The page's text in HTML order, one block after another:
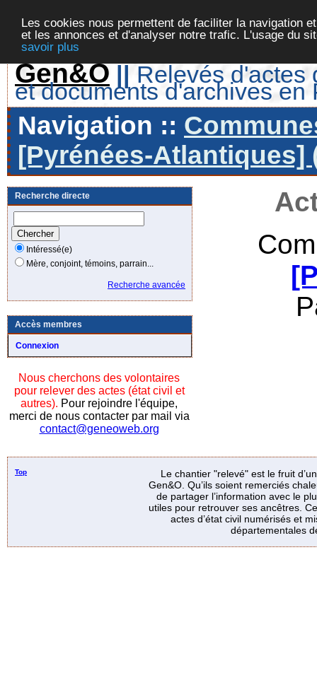
Les cookies nous permettent de faciliter la navigation
et les annonces et d'analyser notre trafic. L'usage du
savoir plus
Gen&O || Relevés d'actes
et documents d'archives en
Navigation ::
[Pyrénées-Atlantiques]
Recherche directe
Intéressé(e)
Mère, conjoint, témoins, parrain...
Recherche avancée
Accès membres
Connexion
Nous cherchons des volontaires
pour relever des actes (état civil et
autres). Pour rejoindre l'équipe,
merci de nous contacter par mail via
contact@geneoweb.org
Top
Le chantier "relevé" est le fruit
Gen&O. Qu’ils soient remerciés
de partager l’information avec le
utiles pour retrouver ses ancêtres.
actes d’état civil numérisés et
départementales